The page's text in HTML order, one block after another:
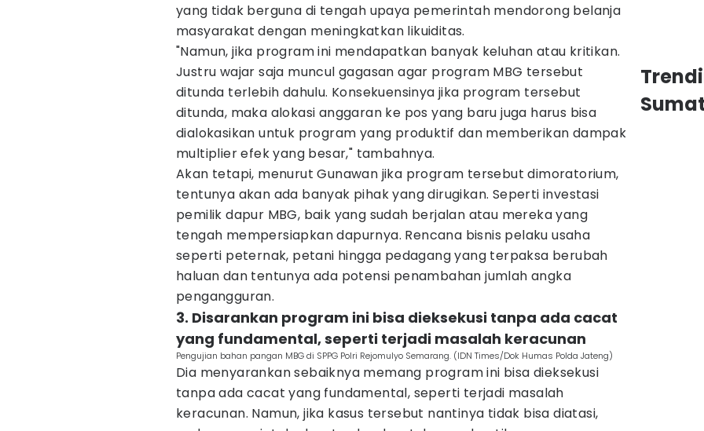
yang tidak berguna di tengah upaya pemerintah mendorong belanja
masyarakat dengan meningkatkan likuiditas.
"Namun, jika program ini mendapatkan banyak keluhan atau kritikan.
Justru wajar saja muncul gagasan agar program MBG tersebut
ditunda terlebih dahulu. Konsekuensinya jika program tersebut
ditunda, maka alokasi anggaran ke pos yang baru juga harus bisa
dialokasikan untuk program yang produktif dan memberikan dampak
multiplier efek yang besar," tambahnya.
Akan tetapi, menurut Gunawan jika program tersebut dimoratorium,
tentunya akan ada banyak pihak yang dirugikan. Seperti investasi
pemilik dapur MBG, baik yang sudah berjalan atau mereka yang
tengah mempersiapkan dapurnya. Rencana bisnis pelaku usaha
seperti peternak, petani hingga pedagang yang terpaksa berubah
haluan dan tentunya ada potensi penambahan jumlah angka
pengangguran.
3. Disarankan program ini bisa dieksekusi tanpa ada cacat
yang fundamental, seperti terjadi masalah keracunan
Pengujian bahan pangan MBG di SPPG Polri Rejomulyo Semarang. (IDN Times/Dok Humas Polda Jateng)
Dia menyarankan sebaiknya memang program ini bisa dieksekusi
tanpa ada cacat yang fundamental, seperti terjadi masalah
keracunan. Namun, jika kasus tersebut nantinya tidak bisa diatasi,